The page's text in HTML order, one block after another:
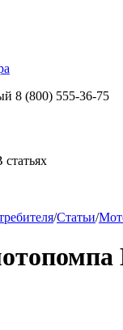
8 (800) 555-36-75
статьях
/Статьи/